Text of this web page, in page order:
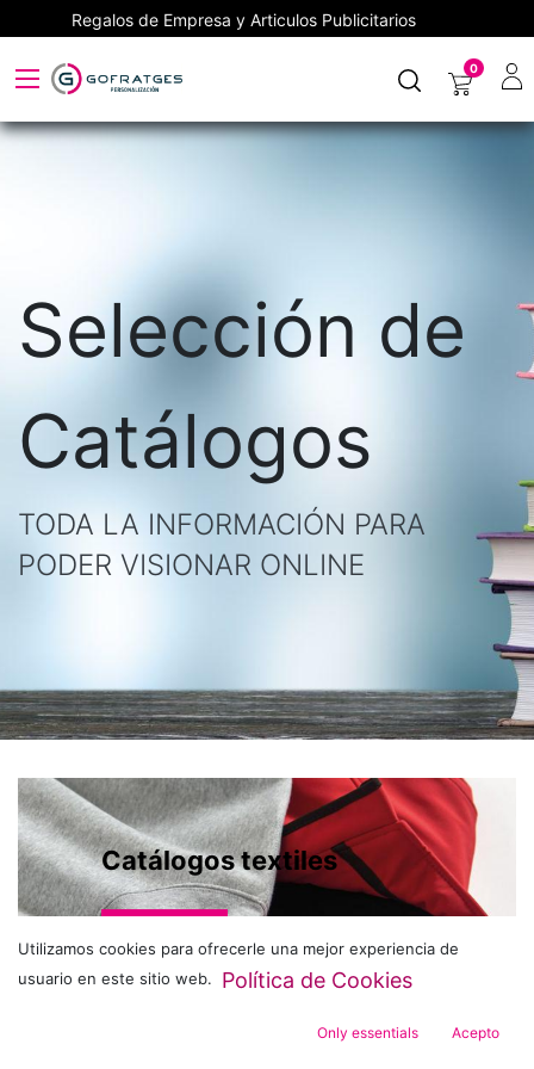
Regalos de Empresa y Articulos Publicitarios
0
Selección de
Catálogos
TODA LA INFORMACIÓN PARA
PODER VISIONAR ONLINE
Catálogos textiles
ACCEDER
Utilizamos cookies para ofrecerle una mejor experiencia de
usuario en este sitio web.
Política de Cookies
Only essentials Acepto